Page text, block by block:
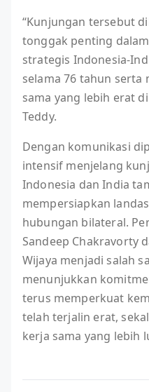
“Kunjungan tersebut
tonggak penting
strategis Indonesia-
selama 76 tahun serta
sama yang lebih erat
Teddy.
Dengan komunikasi
intensif menjelang
Indonesia dan India
mempersiapkan
hubungan bilateral.
Sandeep Chakravorty
Wijaya menjadi salah
menunjukkan
terus memperkuat
telah terjalin erat,
kerja sama yang lebih